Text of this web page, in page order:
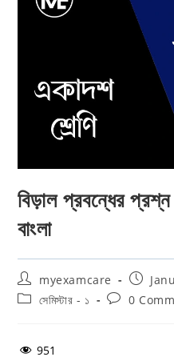
বিড়াল প্রবন্ধের
বাংলা
Post
author:
myexamcare
Post
Postসেমিস্টার - ১
Post0
951